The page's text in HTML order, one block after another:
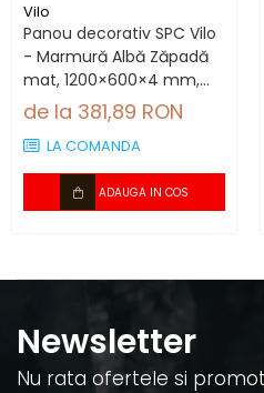
Vilo
Panou decorativ SPC Vilo
- Marmură Albă Zăpadă
mat, 1200×600×4 mm,
2.88 mp/cutie (4
de la 381,89 RON
LA COMANDA
ADAUGA IN COS
Newsletter
Nu rata ofertele si